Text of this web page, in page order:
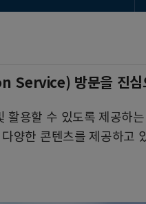
방문을 진심
용할 수 있도록 제공하
양한 콘텐츠를 제공하고